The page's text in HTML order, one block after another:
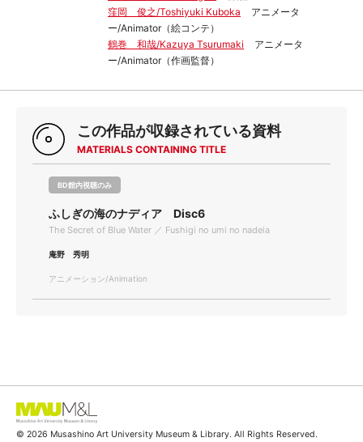
窪岡 俊之/Toshiyuki Kuboka
アニメータ
ー/Animator（絵コンテ）
鶴巻 和哉/Kazuya Tsurumaki
アニメータ
ー/Animator（作画監督）
この作品が収録されている資料
MATERIALS CONTAINING TITLE
BD館内視聴のみ
ふしぎの海のナディア Disc6
The Secret of Blue Water ／ Fushigi no umi no nadeia
庵野 秀明
アニメーション/Animation
© 2026 Musashino Art University Museum & Library. All Rights Reserved.